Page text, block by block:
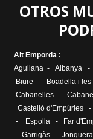
OTROS
Alt Emporda :
Agullana - Albanyà -
Biure - Boadella i
Cabanelles -
Castelló d'Empúries
-
Espolla - Far
- Garrigàs -